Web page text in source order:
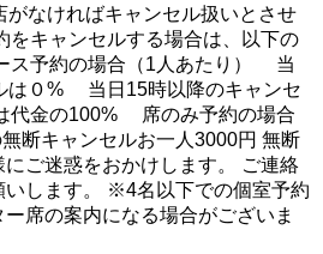
がなければキャンセル扱いとさせ
をキャンセルする場合は、以下の
予約の場合（1人あたり） 当
は０% 当日15時以降のキャンセ
代金の100% 席のみ予約の場合
断キャンセルお一人3000円 無断
ご迷惑をおかけします。 ご連絡
いします。 ※4名以下での個室予約
席の案内になる場合がございま